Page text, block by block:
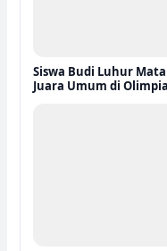
Siswa Budi Luhur
Juara Umum di